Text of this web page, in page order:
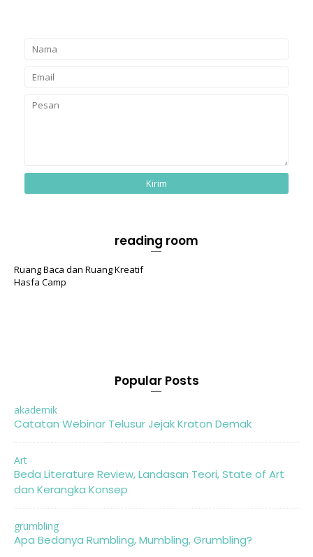
reading room
Ruang Baca dan Ruang Kreatif
Hasfa Camp
Popular Posts
akademik
Catatan Webinar Telusur Jejak Kraton Demak
Art
Beda Literature Review, Landasan Teori, State of Art
dan Kerangka Konsep
grumbling
Apa Bedanya Rumbling, Mumbling, Grumbling?